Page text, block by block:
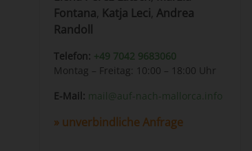
Fontana, Katja Leci, Andrea
Randoll
Telefon: +49 7042 9683060
Montag – Freitag: 10:00 – 18:00 Uhr
E-Mail: mail@auf-nach-mallorca.info
unverbindliche Anfrage